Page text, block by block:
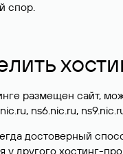
спор.
размещен сайт,
ns6.nic.ru,
достоверный
у другого хостинг-